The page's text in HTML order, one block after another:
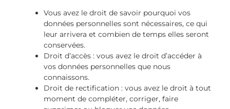
Vous avez le droit de savoir pourquoi vos
données personnelles sont nécessaires, ce qui
leur arrivera et combien de temps elles seront
conservées.
Droit d’accès : vous avez le droit d’accéder à
vos données personnelles que nous
connaissons.
Droit de rectification : vous avez le droit à tout
moment de compléter, corriger, faire